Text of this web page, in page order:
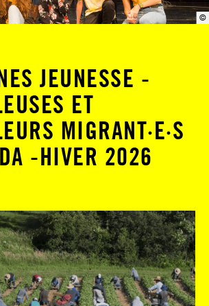
©
JEUNESSE -
ET
MIGRANT·E·S
-HIVER 2026